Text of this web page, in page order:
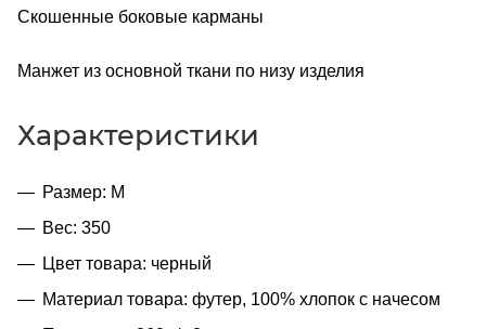
Скошенные боковые карманы
Манжет из основной ткани по низу изделия
Характеристики
Размер: M
Вес: 350
Цвет товара: черный
Материал товара: футер, 100% хлопок с начесом